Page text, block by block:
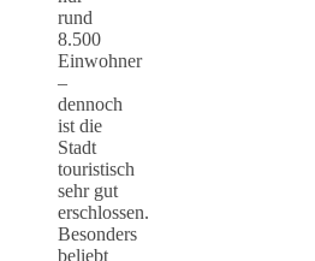
rund
8.500
Einwohner
–
dennoch
ist die
Stadt
touristisch
sehr gut
erschlossen.
Besonders
beliebt